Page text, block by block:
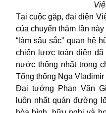
Tại cuộc gặp, đại diện
của chuyến thăm lần
“làm sâu sắc” quan hệ
chiến lược toàn diện
nước thống nhất trong
Tổng thống Nga
Đại tướng Phan Văn
luôn nhất quán đường